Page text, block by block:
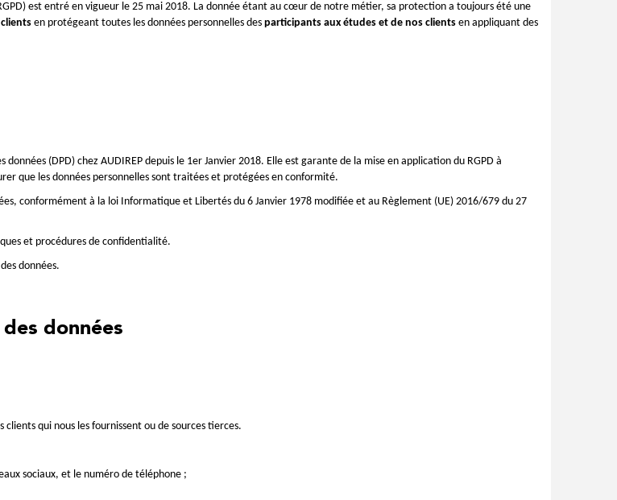
est entré en vigueur le 25 mai 2018. La donnée étant au cœur de notre métier, sa protection a toujours été une
en protégeant toutes les données personnelles des participants aux études et de nos clients en appliquant des
(DPD) chez AUDIREP depuis le 1er Janvier 2018. Elle est garante de la mise en application du RGPD à
que les données personnelles sont traitées et protégées en conformité.
conformément à la loi Informatique et Libertés du 6 Janvier 1978 modifiée et au Règlement (UE) 2016/679 du 27
et procédures de confidentialité.
données.
données
qui nous les fournissent ou de sources tierces.
sociaux, et le numéro de téléphone ;